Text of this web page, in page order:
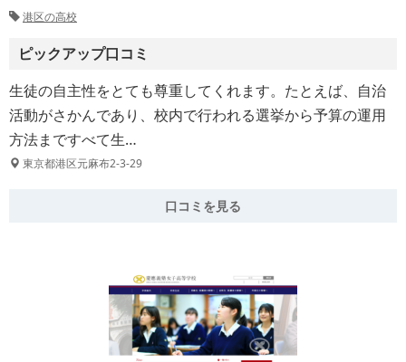
港区の高校
ピックアップ口コミ
生徒の自主性をとても尊重してくれます。たとえば、自治
活動がさかんであり、校内で行われる選挙から予算の運用
方法まですべて生…
東京都港区元麻布2-3-29
口コミを見る